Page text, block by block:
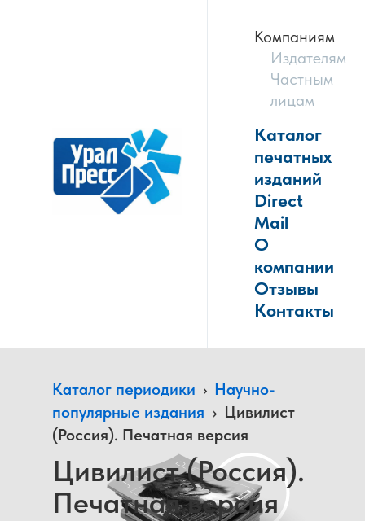
Компаниям
Издателям
Частным
лицам
Каталог
печатных
изданий
Direct
Mail
О
компании
Отзывы
Контакты
Каталог периодики › Научно-
популярные издания › Цивилист
(Россия). Печатная версия
Цивилист (Россия).
Печатная версия